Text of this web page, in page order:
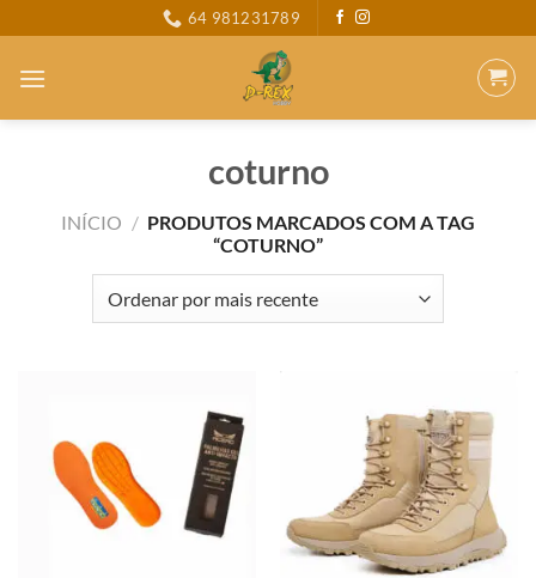
to
content
64 981231789
coturno
INÍCIO / PRODUTOS MARCADOS COM A TAG
“COTURNO”